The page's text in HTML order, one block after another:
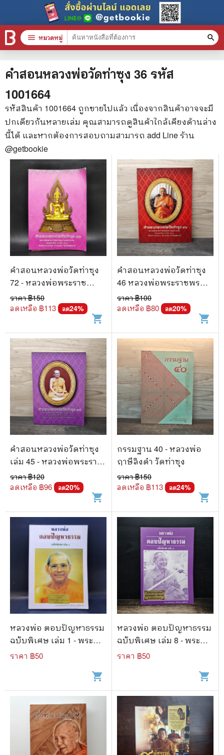
คำสอนหลวงพ่อวัดท่าซุง 36 รหัส
1001664
รหัสสินค้า 1001664 ถูกขายไปแล้ว เนื่องจากสินค้าอาจจะมี
ปกเดียวกันหลายเล่ม คุณสามารถดูสินค้าใกล้เคียงด้านล่าง
นี้ได้ และหากต้องการสอบถามสามารถ add Line ร้าน
@getbookie
คำสอนหลวงพ่อวัดท่าซุง
72 - หลวงพ่อพระราช
พรหมยานมหาเถระ
ราคา ฿150
ลดเหลือ ฿113 ลด24%
shopping_cart
คำสอนหลวงพ่อวัดท่าซุง
46 หลวงพ่อพระราชพรหม
ยานมหาเถระ (พระมหาวีระ
ถาวโร)
ราคา ฿100
ลดเหลือ ฿80 ลด20%
shopping_cart
คำสอนหลวงพ่อวัดท่าซุง
เล่ม 45 - หลวงพ่อพระราช
พรหมยานมหาเถระ (พระ
มหาวีระ ถาวโร)
ราคา ฿120
ลดเหลือ ฿96 ลด20%
shopping_cart
กรรมฐาน 40 - หลวงพ่อ
ฤาษีลิงดำ วัดท่าซุง
ราคา ฿150
ลดเหลือ ฿113 ลด24%
shopping_cart
หลวงพ่อ ตอบปัญหาธรรม
ฉบับพิเศษ เล่ม 1 - พระ
ราชพรหมยาน วัดท่าซุง
ราคา ฿50
shopping_cart
หลวงพ่อ ตอบปัญหาธรรม
ฉบับพิเศษ เล่ม 8 - พระ
ราชพรหมยาน วัดท่าซุง
ราคา ฿50
shopping_cart
menu หมวดหมู่ search
หมวดหมู่สินค้า
หนังสือทั้งหมด
stars สินค้าใช้เฉพาะแต้มเท่านั้น
📚 หนังสือทั่วไป
🦄 วรรณกรรม นิยาย เรื่องสั้น
🎓 การศึกษา
😼 หนังสือการ์ตูน
🐲 หนังสือเด็ก
📕 นิตยสาร
🌎 International Books
🎲 Board Game
📅 สินค้าอื่นๆ